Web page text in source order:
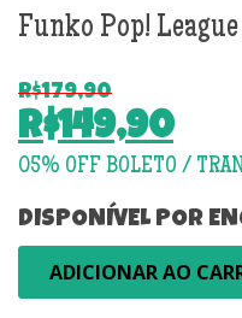
Funko Pop!
R$179,90
O
preço
original
era:
R$179,90.
R$149,90
O
preço
atual
é:
R$149,90.
DISPONÍVEL POR
Pop!ADICIONAR AO